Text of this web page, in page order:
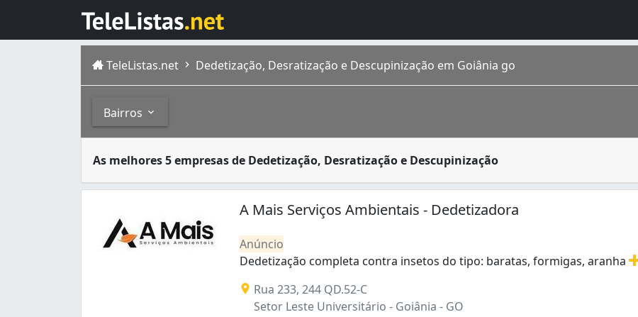
TeleListas.net Dedetização, Desratização e Descupinização em Goiânia go
Bairros
Aeroviário (1)
Carolina Parque (2)
Conjunto Residencial Aruanã II (1)
Jardim Balneário Meia Ponte (1)
As melhores 5 empresas de Dedetização, Desratização e Descupinização
Goiânia é a capital de Goiás, com população estimada em 1 448 639 de habitantes segundo IBGE
A Mais Serviços Ambientais - Dedetizadora
Anúncio
Dedetização completa contra insetos do tipo: baratas, formigas, aranha
Dedetização completa contra insetos do tipo: baratas, formigas,
Rua 233, 244 QD.52-C
Setor Leste Universitário - Goiânia - GO